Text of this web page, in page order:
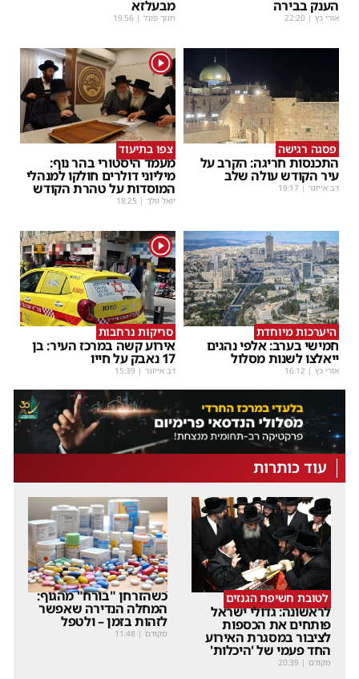
הענק בבירה
אורי כץ |
22:20
מבעלזא
חנוך פוגל |
19:56
פסגה רגישה
התכנסות חריגה: הקרב על
עיר הקודש עולה שלב
דב אייזנר |
19:17
1
צפו בתיעוד
מעמד היסטורי בהר נוף:
מיליוני דולרים חולקו למנהלי
המוסדות על טהרת הקודש
יואל וולך |
18:25
היערכות מיוחדת
חמישי בערב: אלפי נהגים
ייאלצו לשנות מסלול
אורי כץ |
16:12
1
סריקות נרחבות
אירוע קשה במרכז העיר: בן
17 נאבק על חייו
דב אייזנר |
15:39
עוד כותרות
לטובת חשיפת הגנזים
לראשונה: גדולי ישראל
פותחים את הכספות
לציבור במסגרת האירוע
החד פעמי של 'היכלות'
מקודם |
20:39
כשהזרחן "בורח" מהגוף:
המחלה הנדירה שאפשר
לזהות בזמן – ולטפל
מקודם |
11:48